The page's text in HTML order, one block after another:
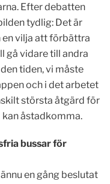
Efter debatten
tydlig: Det är
vilja att förbättra
gå vidare till andra
tiden, vi måste
och i det arbetet
största åtgärd för
åstadkomma.
bussar för
en gång beslutat